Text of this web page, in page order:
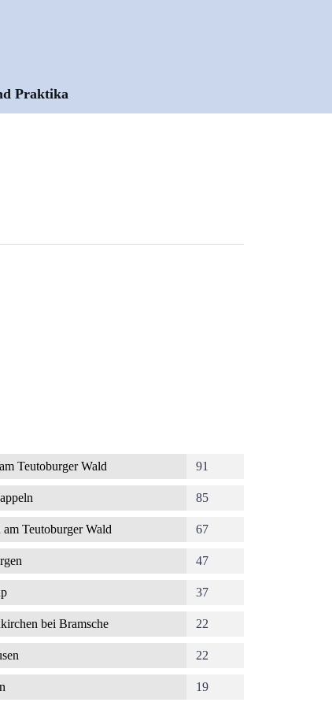
Praktika
Teutoburger Wald 91
85
am Teutoburger Wald 67
47
37
bei Bramsche 22
22
19